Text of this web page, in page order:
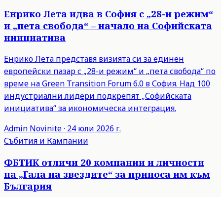
Енрико Лета идва в София с „28-и режим“
и „пета свобода“ – начало на Софийската
инициатива
Енрико Лета представя визията си за единен
европейски пазар с „28-и режим“ и „пета свобода“ по
време на Green Transition Forum 6.0 в София. Над 100
индустриални лидери подкрепят „Софийската
инициатива“ за икономическа интеграция.
Admin Novinite· 24 юли 2026 г.
Събития и Кампании
ФБТИК отличи 20 компании и личности
на „Гала на звездите“ за приноса им към
България